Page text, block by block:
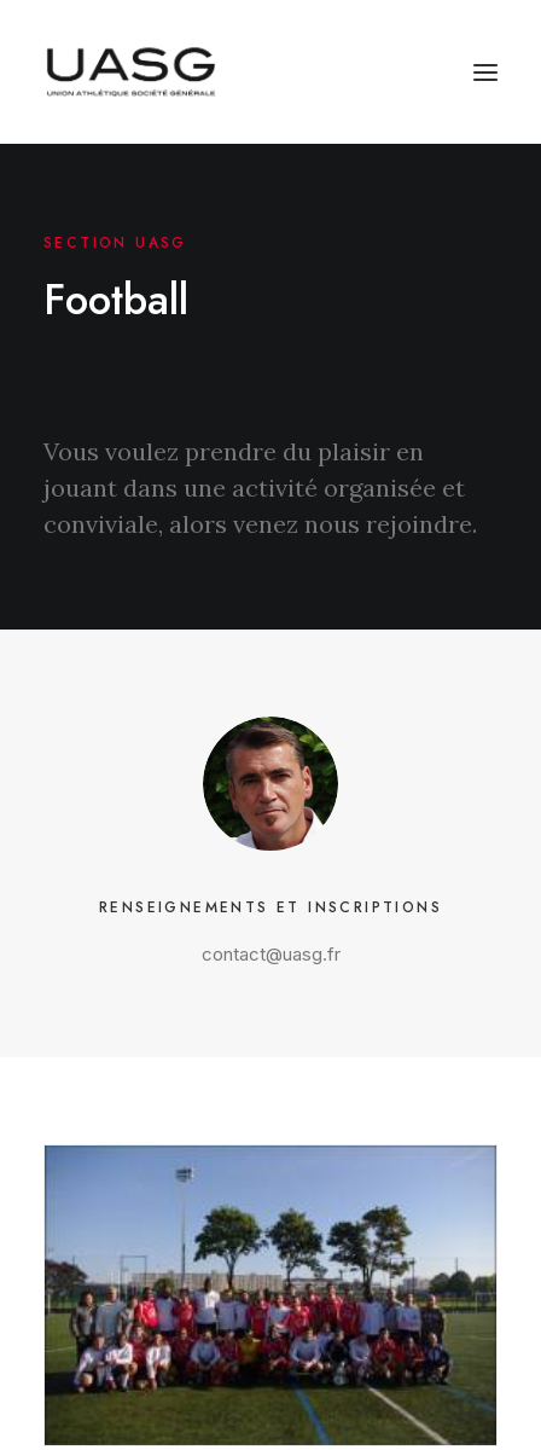
SECTION UASG
Football
Vous voulez prendre du plaisir en
jouant dans une activité organisée et
conviviale, alors venez nous rejoindre.
RENSEIGNEMENTS ET INSCRIPTIONS
contact@uasg.fr